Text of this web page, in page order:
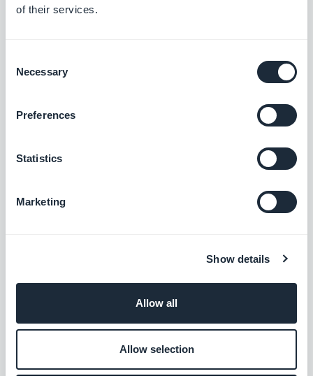
of their services.
Selection
Necessary
Preferences
Statistics
Marketing
Show details
Allow all
Allow selection
Gratis
Integra archivos de audio en tu aplicación
la integración de sonido personalizado de
Publica automáticamente contenido de tu
canal de YouTube en tu aplicación con la
Comparte automáticamente el contenido
de tu sitio web de WordPress en tu
Wordpress